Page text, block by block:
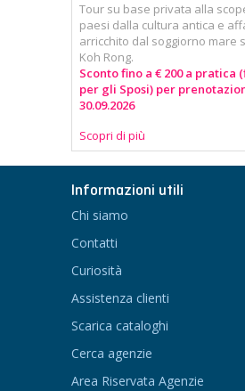
Tour su base privata alla
paesi dalla cultura antica e
arricchito dal soggiorno mare
Koh Rong.
Sconto fino a € 200 a pratica
per gli Sposi) per
30.09.2026
Scopri di più
Informazioni utili
Chi siamo
Contatti
Curiosità
Assistenza clienti
Scarica cataloghi
Cerca agenzie
Area Riservata Agenzie